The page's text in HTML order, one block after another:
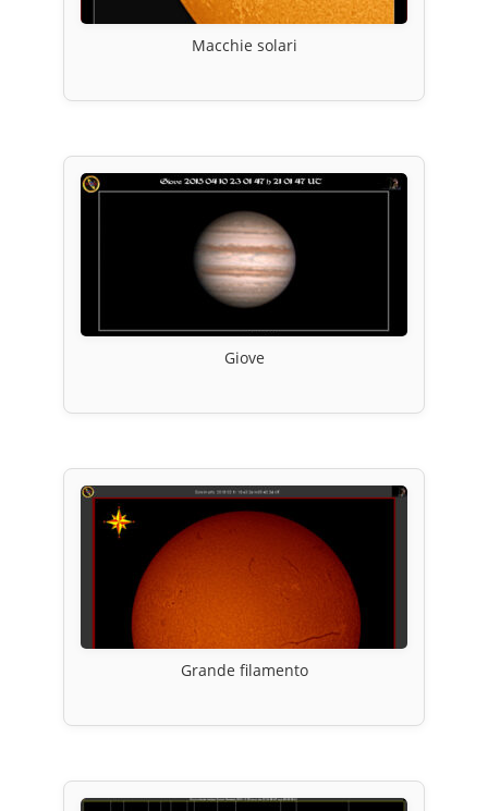
Macchie solari
Giove
Grande filamento